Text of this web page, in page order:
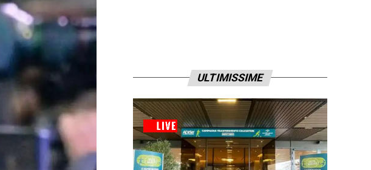
ULTIMISSIME